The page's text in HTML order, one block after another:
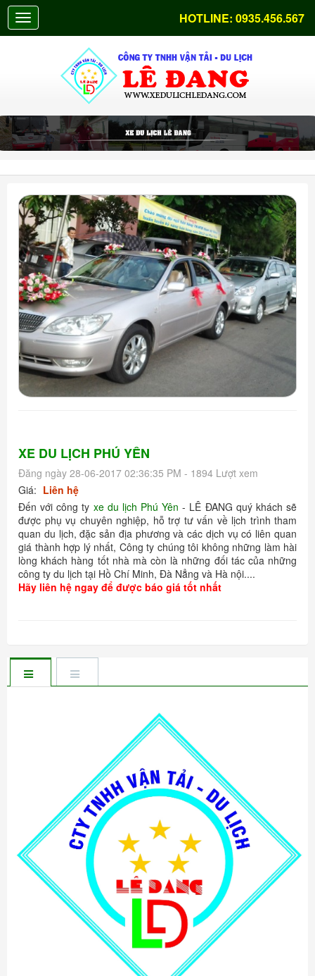
HOTLINE: 0935.456.567
XE DU LỊCH PHÚ YÊN
Đăng ngày 28-06-2017 02:36:35 PM - 1894 Lượt xem
Giá: Liên hệ
Đến với công ty xe du lịch Phú Yên - LÊ ĐANG quý khách sẽ
được phụ vụ chuyên nghiệp, hỗ trợ tư vấn về lịch trình tham
quan du lịch, đặc sản địa phương và các dịch vụ có liên quan
giá thành hợp lý nhất, Công ty chúng tôi không những làm hài
lòng khách hàng tốt nhà mà còn là những đối tác của những
công ty du lịch tại Hồ Chí Minh, Đà Nẳng và Hà nội....
Hãy liên hệ ngay để được báo giá tốt nhất